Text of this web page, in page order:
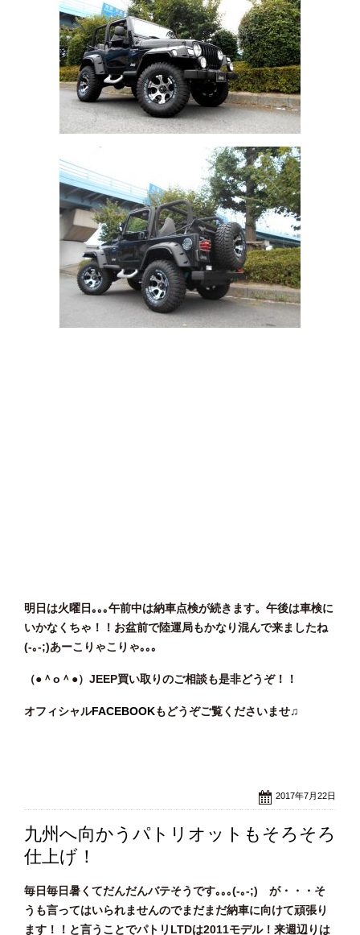
明日は火曜日｡｡｡午前中は納車点検が続きます。午後は車検に
いかなくちゃ！！お盆前で陸運局もかなり混んで来ましたね
(-｡-;)あーこりゃこりゃ｡｡｡
（●＾o ＾●）JEEP買い取りのご相談も是非どうぞ！！
オフィシャルFACEBOOKもどうぞご覧くださいませ♫
2017年7月22日
九州へ向かうパトリオットもそろそろ
仕上げ！
毎日毎日暑くてだんだんバテそうです｡｡｡(-｡-;) が・・・そ
うも言ってはいられませんのでまだまだ納車に向けて頑張り
ます！！と言うことでパトリLTDは2011モデル！来週辺りは